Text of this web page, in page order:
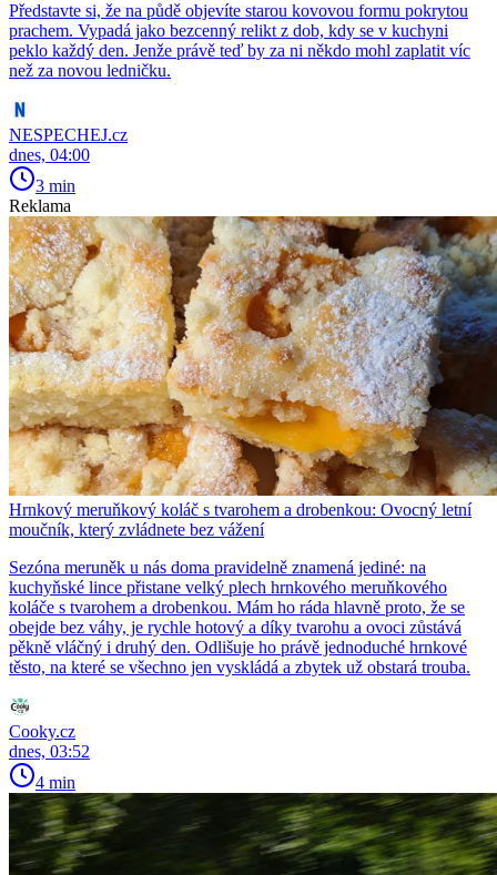
Představte si, že na půdě objevíte starou kovovou formu pokrytou
prachem. Vypadá jako bezcenný relikt z dob, kdy se v kuchyni
peklo každý den. Jenže právě teď by za ni někdo mohl zaplatit víc
než za novou ledničku.
NESPECHEJ.cz
dnes, 04:00
3 min
Reklama
Hrnkový meruňkový koláč s tvarohem a drobenkou: Ovocný letní
moučník, který zvládnete bez vážení
Sezóna meruněk u nás doma pravidelně znamená jediné: na
kuchyňské lince přistane velký plech hrnkového meruňkového
koláče s tvarohem a drobenkou. Mám ho ráda hlavně proto, že se
obejde bez váhy, je rychle hotový a díky tvarohu a ovoci zůstává
pěkně vláčný i druhý den. Odlišuje ho právě jednoduché hrnkové
těsto, na které se všechno jen vyskládá a zbytek už obstará trouba.
Cooky.cz
dnes, 03:52
4 min